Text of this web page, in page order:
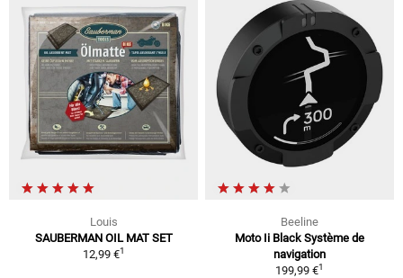
Louis
SAUBERMAN OIL MAT SET
12,99 €1
Beeline
Moto Ii Black Système de
navigation
199,99 €1